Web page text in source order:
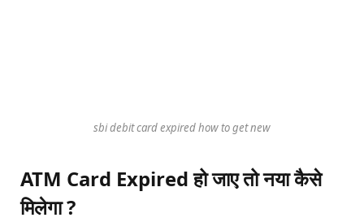
sbi debit card expired how to get new
ATM Card Expired हो जाए तो नया कैसे
मिलेगा ?